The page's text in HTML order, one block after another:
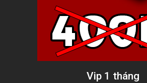
Vip 1 tháng